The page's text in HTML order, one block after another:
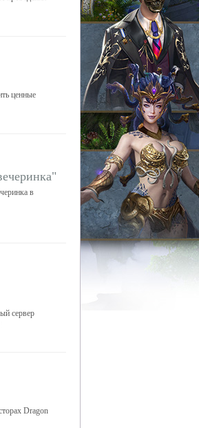
ценные
в
сервер
Dragon